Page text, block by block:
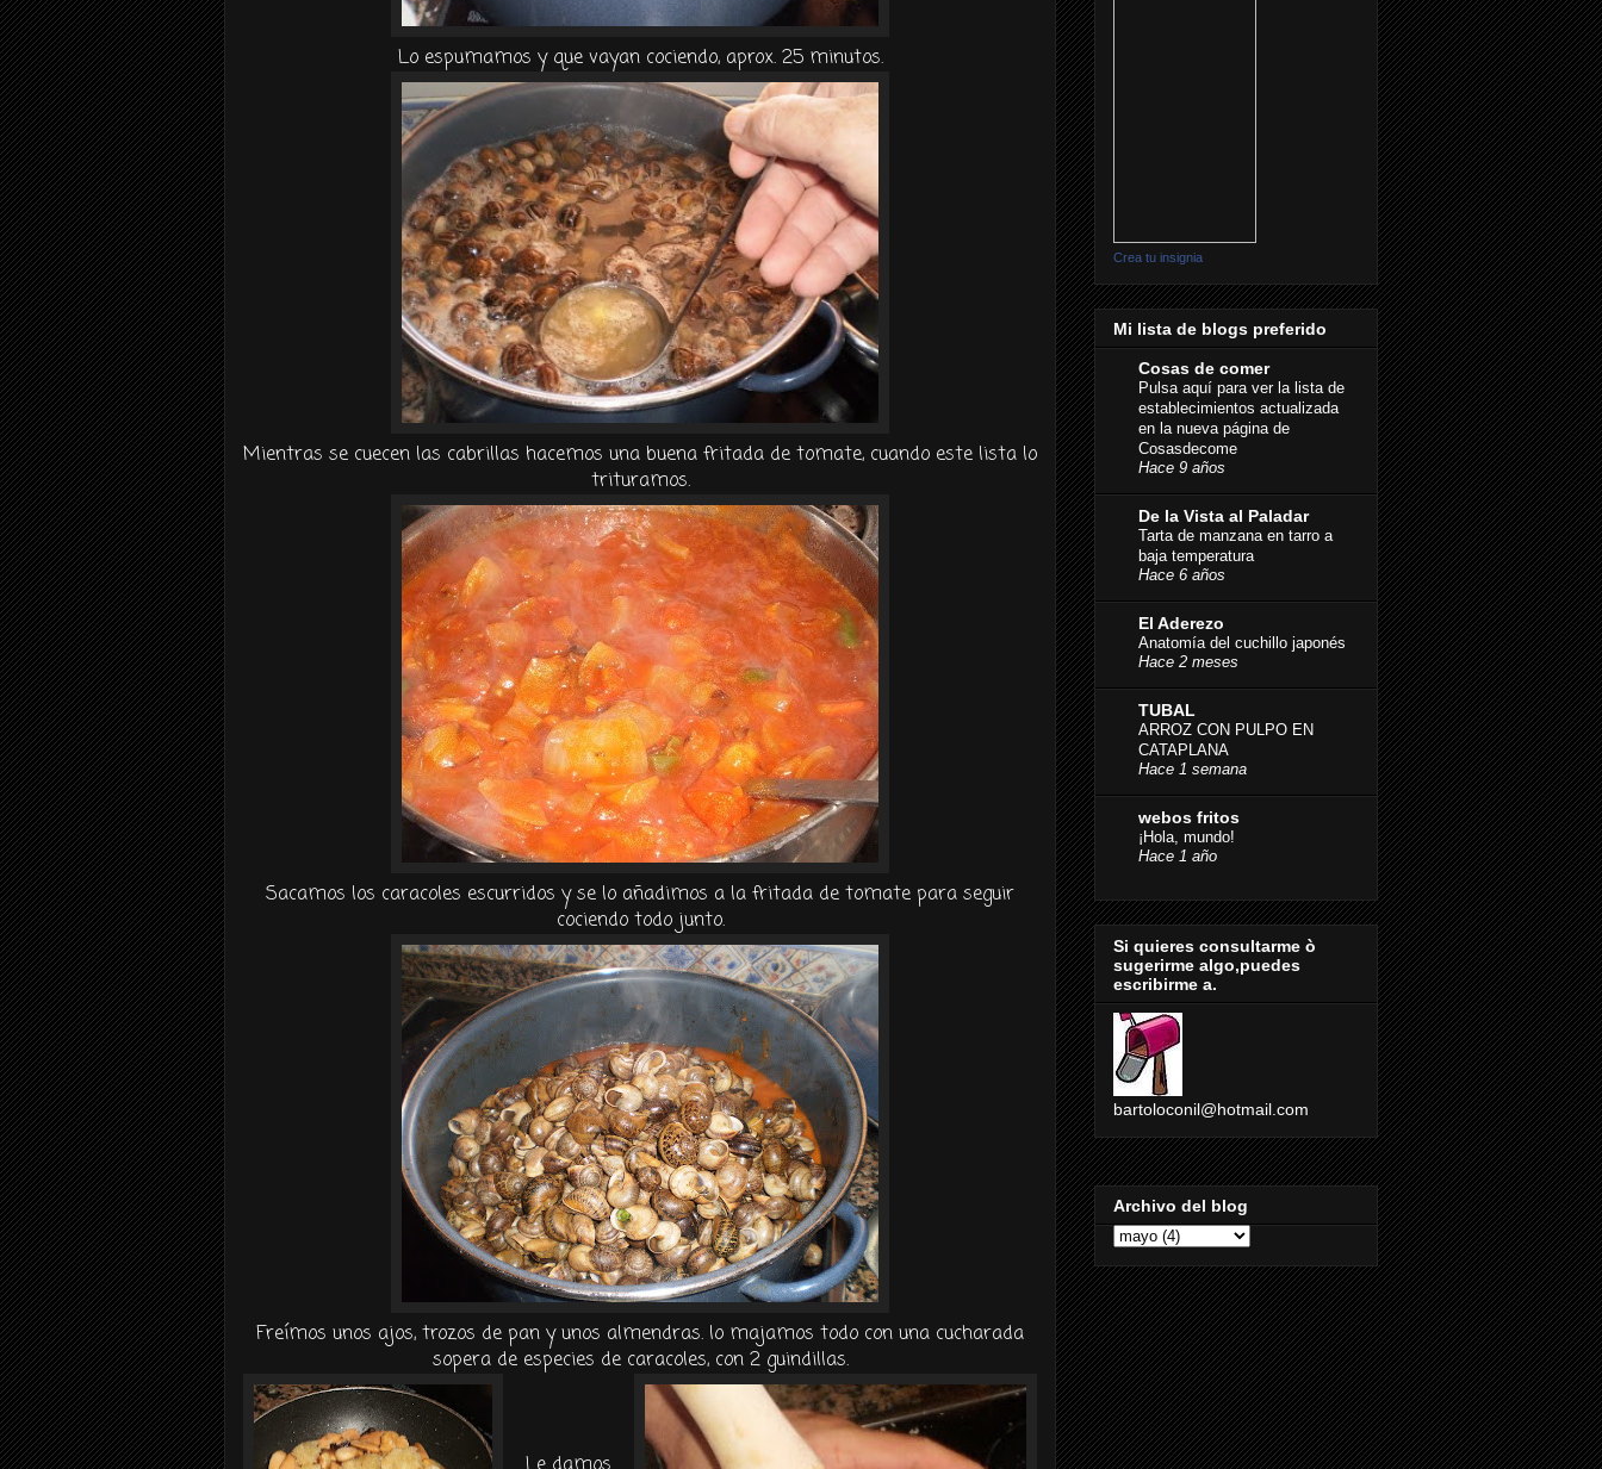
Lo espumamos y que vayan cociendo, aprox. 25 minutos.
Mientras se cuecen las cabrillas hacemos una buena fritada de tomate, cuando este lista lo
trituramos.
Sacamos los caracoles escurridos y se lo añadimos a la fritada de tomate para seguir
cociendo todo junto.
Freímos unos ajos, trozos de pan y unos almendras. lo majamos todo con una cucharada
sopera de especies de caracoles, con 2 guindillas.
Crea tu insignia
Mi lista de blogs preferido
Cosas de comer
Pulsa aquí para ver la lista de
establecimientos actualizada
en la nueva página de
Cosasdecome
Hace 9 años
De la Vista al Paladar
Tarta de manzana en tarro a
baja temperatura
Hace 6 años
El Aderezo
Anatomía del cuchillo japonés
Hace 2 meses
TUBAL
ARROZ CON PULPO EN
CATAPLANA
Hace 1 semana
webos fritos
¡Hola, mundo!
Hace 1 año
Si quieres consultarme ò
sugerirme algo,puedes
escribirme a.
bartoloconil@hotmail.com
Archivo del blog